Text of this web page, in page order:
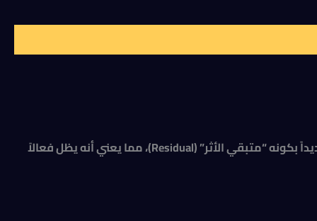
مبيد حشري قوي ينتمي لمجموعة “البيريثرويدات”، ويحتوي على المادة الفعالة لمبادا سيهالوثرين بتركيز 10%. يتميز هذا النوع تحديداً بكونه “متبقي الأثر” (Residual)، مما يعني أنه يظل فعالاً